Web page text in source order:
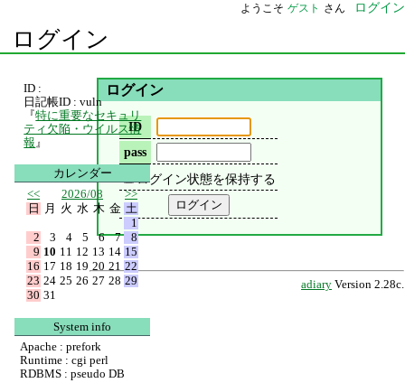
ようこそ ゲスト さん ログイン
ログイン
ログイン
ID
pass
ログイン状態を保持する
adiary Version 2.28c.
ID :
日記帳ID : vuln
『特に重要なセキュリ
ティ欠陥・ウイルス情
報 』
カレンダー
<<
2026/08
>>
日
月 火 水 木 金 土
1
2
3 4 5 6 7
8
9 10 11 12 13 14 15
16 17 18 19 20 21 22
23 24 25 26 27 28 29
30 31
System info
Apache : prefork
Runtime : cgi perl
RDBMS : pseudo DB